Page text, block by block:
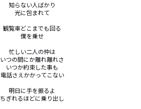
知らない人ばかり
光に包まれて
観覧車どこまでも回る
僕を乗せ
忙しい二人の仲は
いつの間にか離れ離れさ
いつか約束した事も
電話さえかかってこない
明日に手を振るよ
ちぎれるほどに乗り出し